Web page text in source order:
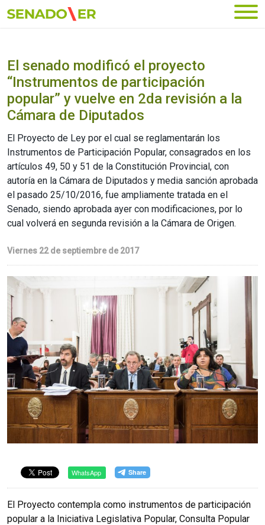
Ir al menú principal
El senado modificó el proyecto
“Instrumentos de participación
popular” y vuelve en 2da revisión a la
Cámara de Diputados
El Proyecto de Ley por el cual se reglamentarán los
Instrumentos de Participación Popular, consagrados en los
artículos 49, 50 y 51 de la Constitución Provincial, con
autoría en la Cámara de Diputados y media sanción aprobada
el pasado 25/10/2016, fue ampliamente tratada en el
Senado, siendo aprobada ayer con modificaciones, por lo
cual volverá en segunda revisión a la Cámara de Origen.
Viernes 22 de septiembre de 2017
WhatsApp
El Proyecto contempla como instrumentos de participación
popular a la Iniciativa Legislativa Popular, Consulta Popular